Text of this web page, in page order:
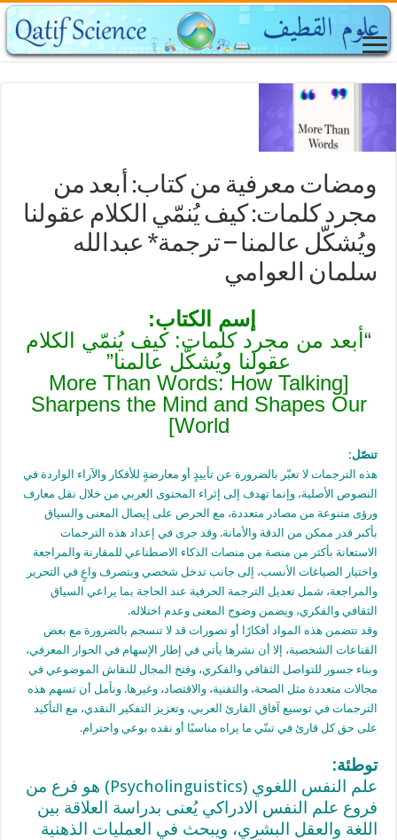
ومضات معرفية من كتاب: أبعد من
مجرد كلمات: كيف يُنمّي الكلام عقولنا
ويُشكّل عالمنا – ترجمة* عبدالله
سلمان العوامي
إسم الكتاب:
“أبعد من مجرد كلمات: كيف يُنمّي الكلام
عقولنا ويُشكّل عالمنا”
[More Than Words: How Talking
Sharpens the Mind and Shapes Our
World]
تنصّل:
هذه الترجمات لا تعبّر بالضرورة عن تأييدٍ أو معارضةٍ للأفكار والآراء الواردة في
النصوص الأصلية، وإنما تهدف إلى إثراء المحتوى العربي من خلال نقل معارف
ورؤى متنوعة من مصادر متعددة، مع الحرص على إيصال المعنى والسياق
بأكبر قدر ممكن من الدقة والأمانة. وقد جرى في إعداد هذه الترجمات
الاستعانة بأكثر من منصة من منصات الذكاء الاصطناعي للمقارنة والمراجعة
واختيار الصياغات الأنسب، إلى جانب تدخل شخصي وبتصرف واعٍ في التحرير
والمراجعة، شمل تعديل الترجمة الحرفية عند الحاجة بما يراعي السياق
الثقافي والفكري، ويضمن وضوح المعنى وعدم اختلاله.
وقد تتضمن هذه المواد أفكارًا أو تصورات قد لا تنسجم بالضرورة مع بعض
القناعات الشخصية، إلا أن نشرها يأتي في إطار الإسهام في الحوار المعرفي،
وبناء جسور للتواصل الثقافي والفكري، وفتح المجال للنقاش الموضوعي في
مجالات متعددة مثل الصحة، والتقنية، والاقتصاد، وغيرها. ونأمل أن تسهم هذه
الترجمات في توسيع آفاق القارئ العربي، وتعزيز التفكير النقدي، مع التأكيد
على حق كل قارئ في تبنّي ما يراه مناسبًا أو نقده بوعي واحترام.
توطئة:
علم النفس اللغوي (Psycholinguistics) هو فرع من
فروع علم النفس الادراكي يُعنى بدراسة العلاقة بين
اللغة والعقل البشري، ويبحث في العمليات الذهنية